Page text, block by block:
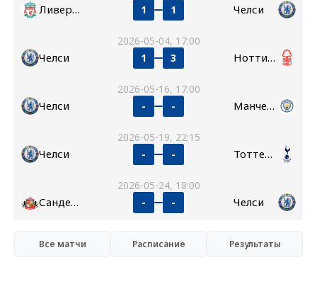
Ливерпуль 1 1 Челси
2026-05-04, 17:00
Челси 1 3 Ноттингем Форест
2026-05-16, 17:00
Челси - - Манчестер Сити
2026-05-19, 22:15
Челси - - Тоттенхэм
2026-05-24, 18:00
Сандерленд - - Челси
Все матчи Расписание Результаты